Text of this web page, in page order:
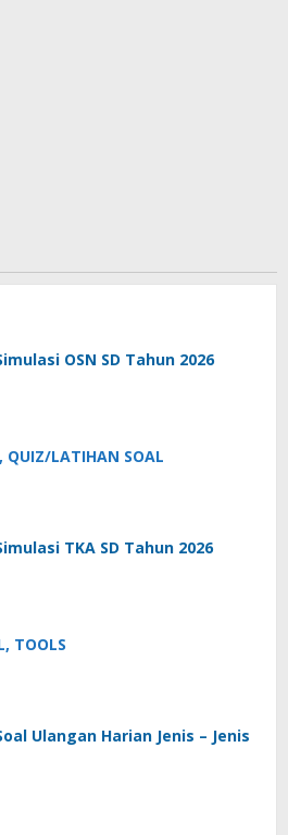
OSN SD Tahun 2026
QUIZ/LATIHAN SOAL
TKA SD Tahun 2026
TOOLS
Ulangan Harian Jenis – Jenis